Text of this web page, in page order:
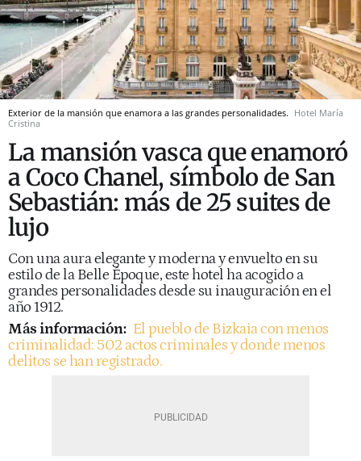
Exterior de la mansión que enamora a las grandes personalidades. Hotel María
Cristina
La mansión vasca que enamoró
a Coco Chanel, símbolo de San
Sebastián: más de 25 suites de
lujo
Con una aura elegante y moderna y envuelto en su
estilo de la Belle Époque, este hotel ha acogido a
grandes personalidades desde su inauguración en el
año 1912.
Más información: El pueblo de Bizkaia con menos
criminalidad: 502 actos criminales y donde menos
delitos se han registrado.